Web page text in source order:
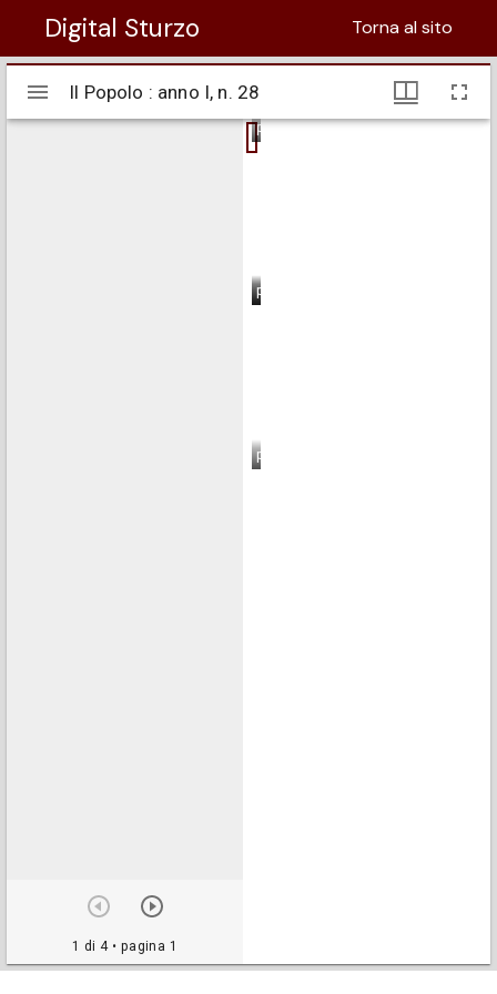
Digital Sturzo Torna al sito
Visualizzatore
Mirador
Il Popolo : anno I, n. 28
1 di 4• pagina 1
pagina 1
pagina 2
pagina 3
pagina 4
Il Popolo : anno I, n. 28